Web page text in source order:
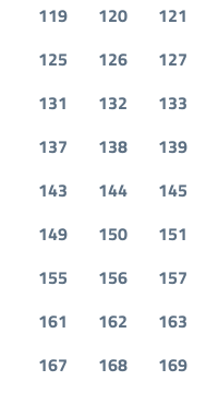
119
120 121
125
126 127
131
132 133
137
138 139
143
144 145
149
150 151
155
156 157
161
162 163
167
168 169